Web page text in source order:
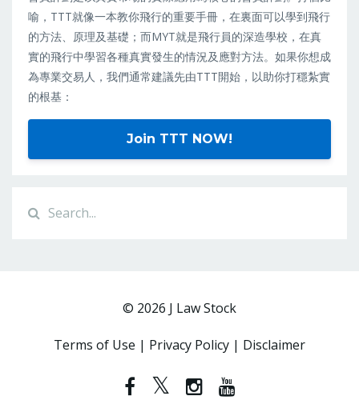
喻，TTT就像一本教你飛行的重要手冊，在裏面可以學到飛行
的方法、原理及基礎；而MYT就是飛行員的深造學校，在真
實的飛行中學習各種真實發生的情況及應對方法。如果你想成
為專業交易人，我們通常建議先由TTT開始，以助你打穩紮實
的根基：
Join TTT NOW!
© 2026 J Law Stock
Terms of Use | Privacy Policy | Disclaimer